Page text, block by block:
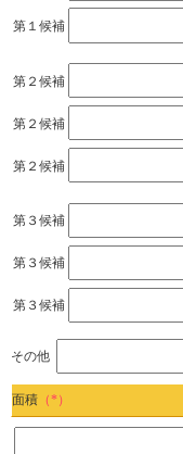
第１候補
第２候補
第２候補
第２候補
第３候補
第３候補
第３候補
その他
面積 （*）